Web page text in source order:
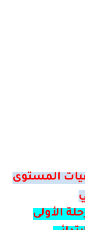
المستوى
الأولى